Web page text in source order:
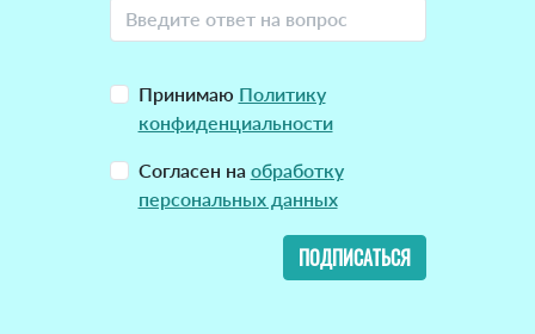
Принимаю Политику
конфиденциальности
Согласен на обработку
персональных данных
ПОДПИСАТЬСЯ